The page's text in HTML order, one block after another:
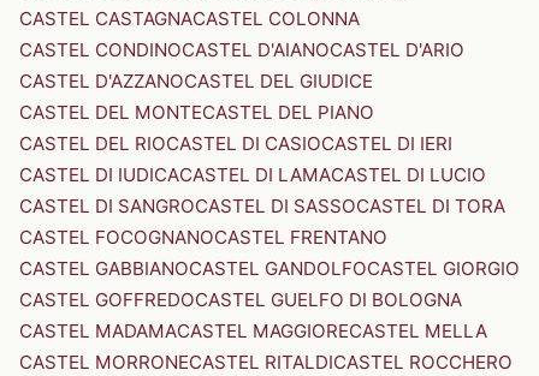
CASTEL CASTAGNACASTEL COLONNA
CASTEL CONDINOCASTEL D'AIANOCASTEL D'ARIO
CASTEL D'AZZANOCASTEL DEL GIUDICE
CASTEL DEL MONTECASTEL DEL PIANO
CASTEL DEL RIOCASTEL DI CASIOCASTEL DI IERI
CASTEL DI IUDICACASTEL DI LAMACASTEL DI LUCIO
CASTEL DI SANGROCASTEL DI SASSOCASTEL DI TORA
CASTEL FOCOGNANOCASTEL FRENTANO
CASTEL GABBIANOCASTEL GANDOLFOCASTEL GIORGIO
CASTEL GOFFREDOCASTEL GUELFO DI BOLOGNA
CASTEL MADAMACASTEL MAGGIORECASTEL MELLA
CASTEL MORRONECASTEL RITALDICASTEL ROCCHERO